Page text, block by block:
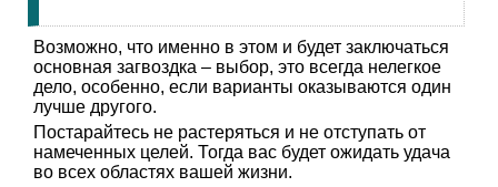
Возможно, что именно в этом и будет заключаться
основная загвоздка – выбор, это всегда нелегкое
дело, особенно, если варианты оказываются один
лучше другого.
Постарайтесь не растеряться и не отступать от
намеченных целей. Тогда вас будет ожидать удача
во всех областях вашей жизни.